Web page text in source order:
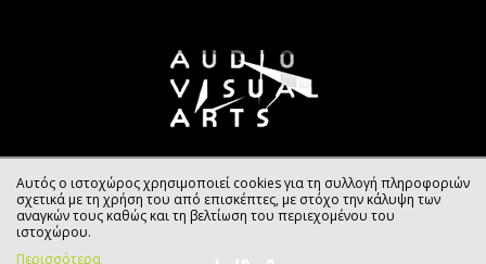
Αυτός ο ιστοχώρος χρησιμοποιεί cookies για τη συλλογή πληροφοριών
σχετικά με τη χρήση του από επισκέπτες, με στόχο την κάλυψη των
αναγκών τους καθώς και τη βελτίωση του περιεχομένου του
ιστοχώρου.
Περισσότερα